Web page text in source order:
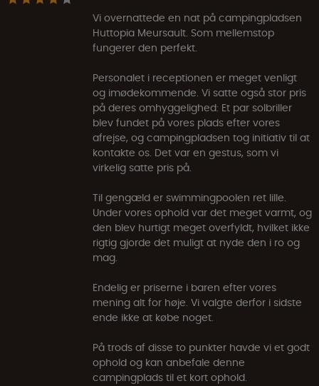
Vi overnattede en nat på campingpladsen
Huttopia Meursault. Som mellemstop
fungerer den perfekt.
Personalet i receptionen er meget venligt
og imødekommende. Vi satte også stor pris
på deres omhyggelighed: Et par solbriller
blev fundet på vores plads efter vores
afrejse, og campingpladsen tog initiativ til at
kontakte os. Det var en gestus, som vi
virkelig satte pris på.
Til gengæld er swimmingpoolen ret lille.
Under vores ophold var det meget varmt, og
den blev hurtigt meget overfyldt, hvilket ikke
rigtig gjorde det muligt at nyde den i ro og
mag.
Endelig er priserne i baren efter vores
mening alt for høje. Vi valgte derfor i sidste
ende ikke at købe noget.
På trods af disse to punkter havde vi et godt
ophold og kan anbefale denne
campingplads til et kort ophold.